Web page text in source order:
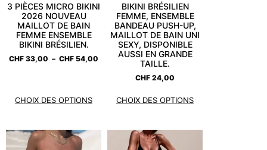
3 PIÈCES MICRO BIKINI
2026 NOUVEAU
MAILLOT DE BAIN
FEMME ENSEMBLE
BIKINI BRÉSILIEN.
CHF 33,00 – CHF 54,00
CHOIX DES OPTIONS
BIKINI BRÉSILIEN
FEMME, ENSEMBLE
BANDEAU PUSH-UP,
MAILLOT DE BAIN UNI
SEXY, DISPONIBLE
AUSSI EN GRANDE
TAILLE.
CHF 24,00
CHOIX DES OPTIONS